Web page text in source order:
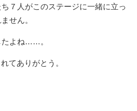
ち７人がこのステージに一緒に立っ
せん。
たよね……。
てありがとう。